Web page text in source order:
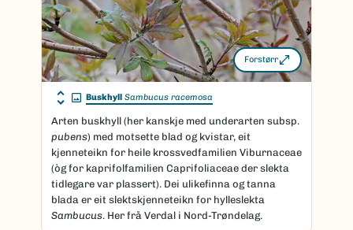
Forstørr
Buskhyll Sambucus racemosa
Arten buskhyll (her kanskje med underarten subsp.
pubens) med motsette blad og kvistar, eit
kjenneteikn for heile krossvedfamilien Viburnaceae
(òg for kaprifolfamilien Caprifoliaceae der slekta
tidlegare var plassert). Dei ulikefinna og tanna
blada er eit slektskjenneteikn for hylleslekta
Sambucus. Her frå Verdal i Nord-Trøndelag.